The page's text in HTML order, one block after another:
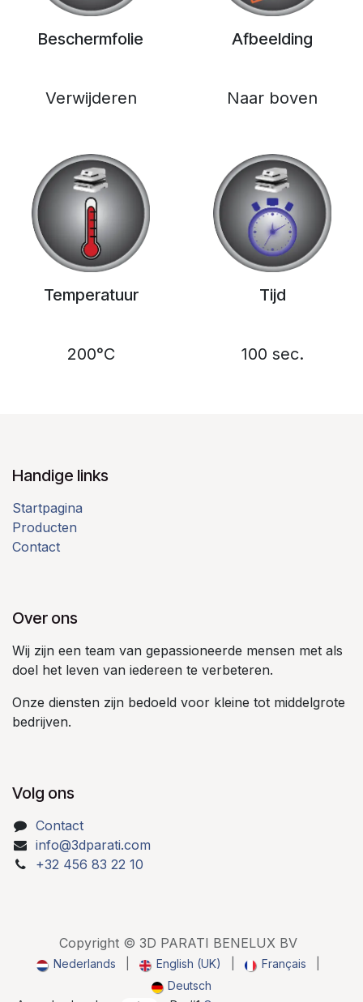
Beschermfolie
Verwijderen
Afbeelding
Naar boven
Temperatuur
200°C
Tijd
100 sec.
Handige links
Startpagina
Producten
Contact
Over ons
Wij zijn een team van gepassioneerde mensen met als
doel het leven van iedereen te verbeteren.
Onze diensten zijn bedoeld voor kleine tot middelgrote
bedrijven.
Volg ons
Contact
info@3dparati.com
+32 456 83 22 10
Copyright © 3D PARATI BENELUX BV
Nederlands English (UK) Français
Deutsch